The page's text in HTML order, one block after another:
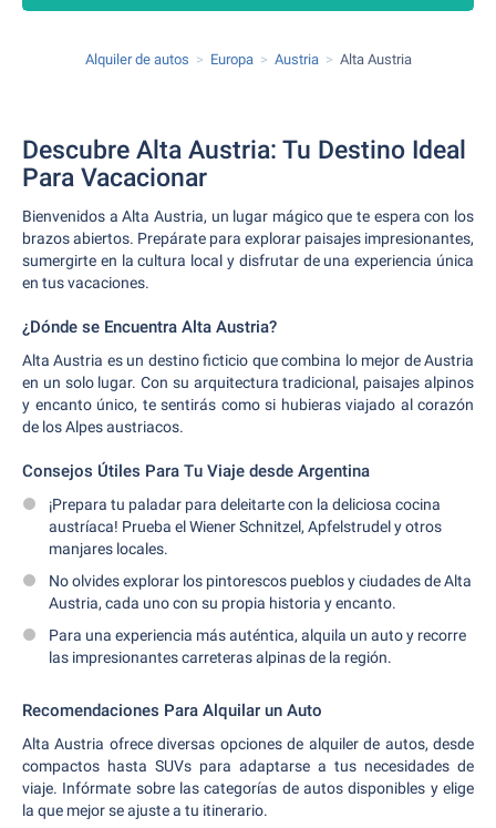
Alquiler de autos Europa Austria Alta Austria
Descubre Alta Austria: Tu Destino Ideal
Para Vacacionar
Bienvenidos a Alta Austria, un lugar mágico que te espera con los
brazos abiertos. Prepárate para explorar paisajes impresionantes,
sumergirte en la cultura local y disfrutar de una experiencia única
en tus vacaciones.
¿Dónde se Encuentra Alta Austria?
Alta Austria es un destino ficticio que combina lo mejor de Austria
en un solo lugar. Con su arquitectura tradicional, paisajes alpinos
y encanto único, te sentirás como si hubieras viajado al corazón
de los Alpes austriacos.
Consejos Útiles Para Tu Viaje desde Argentina
¡Prepara tu paladar para deleitarte con la deliciosa cocina
austríaca! Prueba el Wiener Schnitzel, Apfelstrudel y otros
manjares locales.
No olvides explorar los pintorescos pueblos y ciudades de Alta
Austria, cada uno con su propia historia y encanto.
Para una experiencia más auténtica, alquila un auto y recorre
las impresionantes carreteras alpinas de la región.
Recomendaciones Para Alquilar un Auto
Alta Austria ofrece diversas opciones de alquiler de autos, desde
compactos hasta SUVs para adaptarse a tus necesidades de
viaje. Infórmate sobre las categorías de autos disponibles y elige
la que mejor se ajuste a tu itinerario.